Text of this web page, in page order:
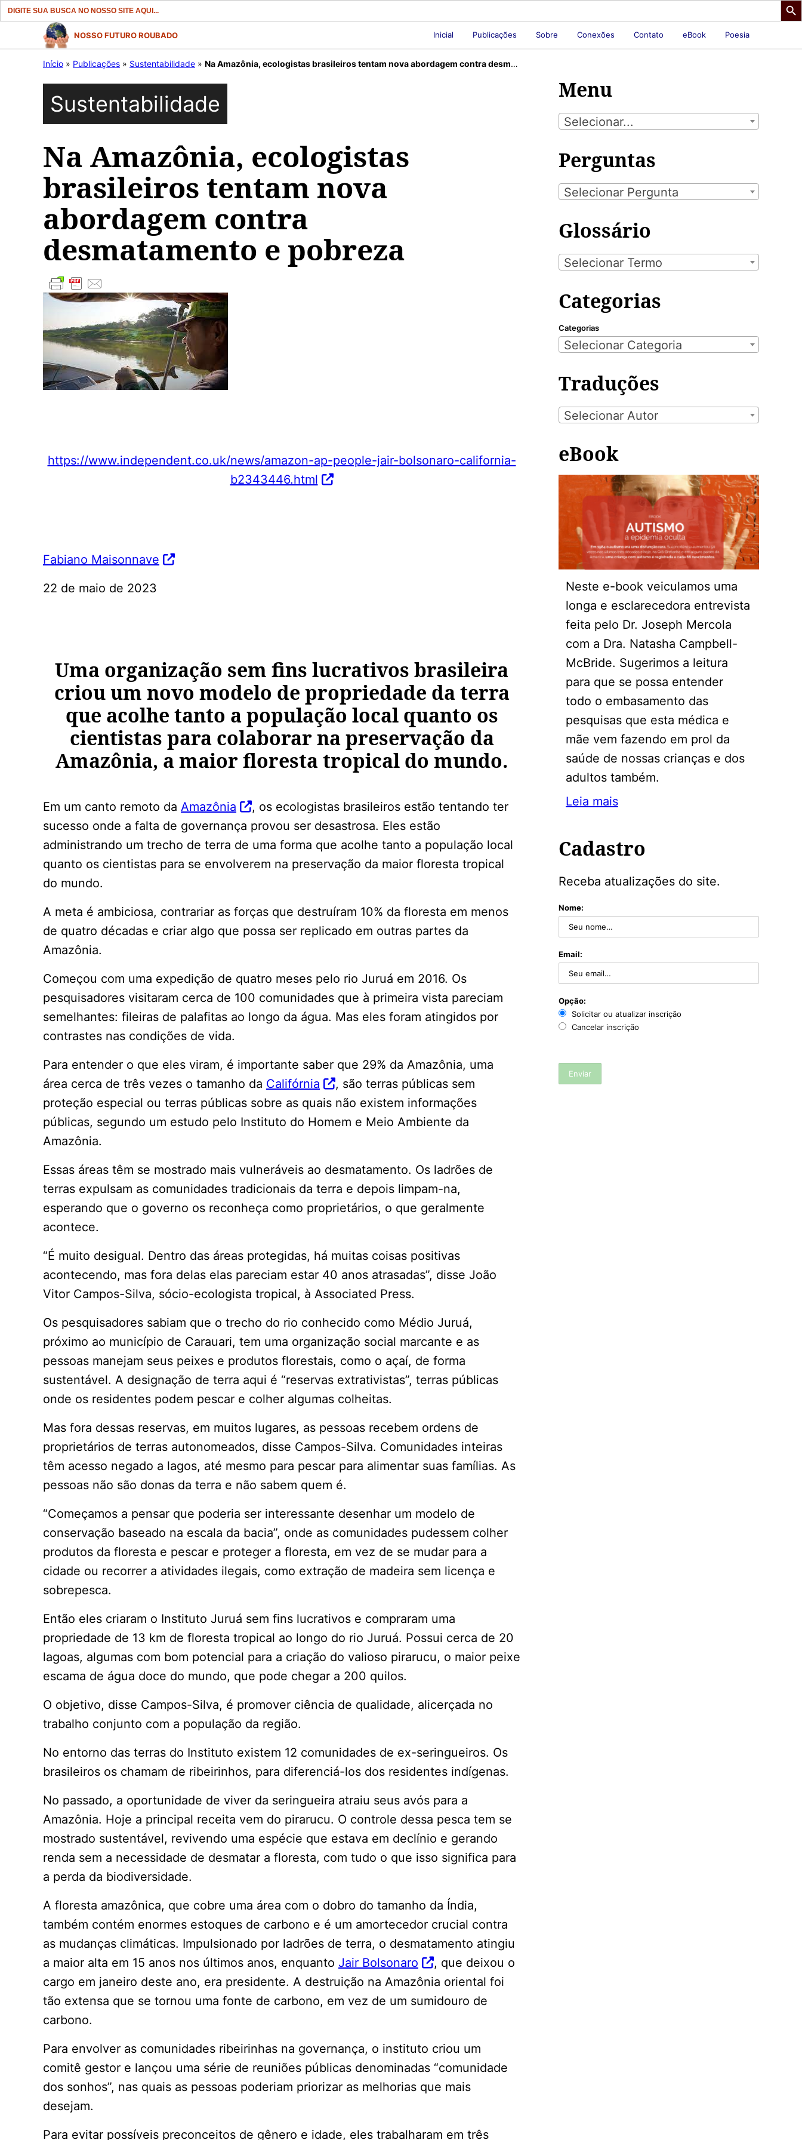
Search
for:
conteúdo
NOSSO FUTURO ROUBADO Inicial Publicações Sobre Conexões Contato eBook Poesia
Início » Publicações » Sustentabilidade » Na Amazônia, ecologistas brasileiros tentam nova abordagem contra desmatamento e pobreza
Sustentabilidade
Na Amazônia, ecologistas
brasileiros tentam nova
abordagem contra
desmatamento e pobreza
https://www.independent.co.uk/news/amazon-ap-people-jair-bolsonaro-california-
b2343446.html
Fabiano Maisonnave
22 de maio de 2023
Uma organização sem fins lucrativos brasileira
criou um novo modelo de propriedade da terra
que acolhe tanto a população local quanto os
cientistas para colaborar na preservação da
Amazônia, a maior floresta tropical do mundo.
Em um canto remoto da Amazônia
, os ecologistas brasileiros estão tentando ter
sucesso onde a falta de governança provou ser desastrosa. Eles estão
administrando um trecho de terra de uma forma que acolhe tanto a população local
quanto os cientistas para se envolverem na preservação da maior floresta tropical
do mundo.
A meta é ambiciosa, contrariar as forças que destruíram 10% da floresta em menos
de quatro décadas e criar algo que possa ser replicado em outras partes da
Amazônia.
Começou com uma expedição de quatro meses pelo rio Juruá em 2016. Os
pesquisadores visitaram cerca de 100 comunidades que à primeira vista pareciam
semelhantes: fileiras de palafitas ao longo da água. Mas eles foram atingidos por
contrastes nas condições de vida.
Para entender o que eles viram, é importante saber que 29% da Amazônia, uma
área cerca de três vezes o tamanho da Califórnia
, são terras públicas sem
proteção especial ou terras públicas sobre as quais não existem informações
públicas, segundo um estudo pelo Instituto do Homem e Meio Ambiente da
Amazônia.
Essas áreas têm se mostrado mais vulneráveis ​​ao desmatamento. Os ladrões de
terras expulsam as comunidades tradicionais da terra e depois limpam-na,
esperando que o governo os reconheça como proprietários, o que geralmente
acontece.
“É muito desigual. Dentro das áreas protegidas, há muitas coisas positivas
acontecendo, mas fora delas elas pareciam estar 40 anos atrasadas”, disse João
Vitor Campos-Silva, sócio-ecologista tropical, à Associated Press.
Os pesquisadores sabiam que o trecho do rio conhecido como Médio Juruá,
próximo ao município de Carauari, tem uma organização social marcante e as
pessoas manejam seus peixes e produtos florestais, como o açaí, de forma
sustentável. A designação de terra aqui é “reservas extrativistas”, terras públicas
onde os residentes podem pescar e colher algumas colheitas.
Mas fora dessas reservas, em muitos lugares, as pessoas recebem ordens de
proprietários de terras autonomeados, disse Campos-Silva. Comunidades inteiras
têm acesso negado a lagos, até mesmo para pescar para alimentar suas famílias. As
pessoas não são donas da terra e não sabem quem é.
“Começamos a pensar que poderia ser interessante desenhar um modelo de
conservação baseado na escala da bacia”, onde as comunidades pudessem colher
produtos da floresta e pescar e proteger a floresta, em vez de se mudar para a
cidade ou recorrer a atividades ilegais, como extração de madeira sem licença e
sobrepesca.
Então eles criaram o Instituto Juruá sem fins lucrativos e compraram uma
propriedade de 13 km de floresta tropical ao longo do rio Juruá. Possui cerca de 20
lagoas, algumas com bom potencial para a criação do valioso pirarucu, o maior peixe
escama de água doce do mundo, que pode chegar a 200 quilos.
O objetivo, disse Campos-Silva, é promover ciência de qualidade, alicerçada no
trabalho conjunto com a população da região.
No entorno das terras do Instituto existem 12 comunidades de ex-seringueiros. Os
brasileiros os chamam de ribeirinhos, para diferenciá-los dos residentes indígenas.
No passado, a oportunidade de viver da seringueira atraiu seus avós para a
Amazônia. Hoje a principal receita vem do pirarucu. O controle dessa pesca tem se
mostrado sustentável, revivendo uma espécie que estava em declínio e gerando
renda sem a necessidade de desmatar a floresta, com tudo o que isso significa para
a perda da biodiversidade.
A floresta amazônica, que cobre uma área com o dobro do tamanho da Índia,
também contém enormes estoques de carbono e é um amortecedor crucial contra
as mudanças climáticas. Impulsionado por ladrões de terra, o desmatamento atingiu
a maior alta em 15 anos nos últimos anos, enquanto Jair Bolsonaro
, que deixou o
cargo em janeiro deste ano, era presidente. A destruição na Amazônia oriental foi
tão extensa que se tornou uma fonte de carbono, em vez de um sumidouro de
carbono.
Para envolver as comunidades ribeirinhas na governança, o instituto criou um
comitê gestor e lançou uma série de reuniões públicas denominadas “comunidade
dos sonhos”, nas quais as pessoas poderiam priorizar as melhorias que mais
desejam.
Para evitar possíveis preconceitos de gênero e idade, eles trabalharam em três
Menu
Selecionar...
Perguntas
Selecionar Pergunta
Glossário
Selecionar Termo
Categorias
Categorias
Selecionar Categoria
Traduções
Selecionar Autor
eBook
Neste e-book veiculamos uma
longa e esclarecedora entrevista
feita pelo Dr. Joseph Mercola
com a Dra. Natasha Campbell-
McBride. Sugerimos a leitura
para que se possa entender
todo o embasamento das
pesquisas que esta médica e
mãe vem fazendo em prol da
saúde de nossas crianças e dos
adultos também.
Leia mais
Cadastro
Receba atualizações do site.
Nome:
Email:
Opção:
Solicitar ou atualizar inscrição
Cancelar inscrição